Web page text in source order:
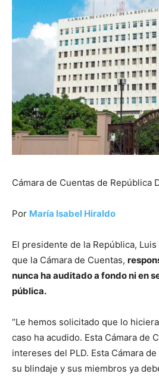
Cámara de Cuentas de República
Por María Isabel Hiraldo
El presidente de la República,
que la Cámara de Cuentas,
nunca ha auditado a fondo ni en
pública.
“Le hemos solicitado que lo
caso ha acudido. Esta Cámara de
intereses del PLD. Esta Cámara
su blindaje y sus miembros ya